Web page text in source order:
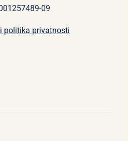
09
politika privatnosti